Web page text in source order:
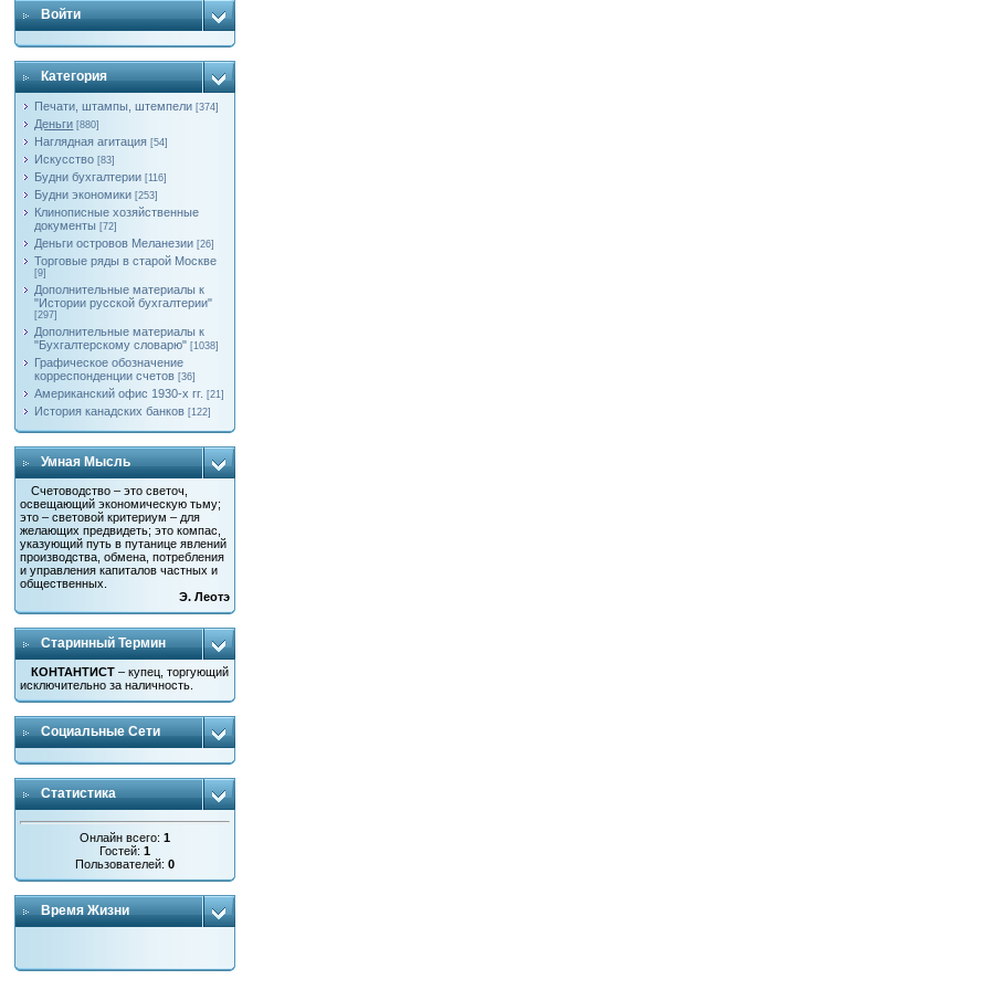
Войти
Категория
Печати, штампы, штемпели [374]
Деньги [880]
Наглядная агитация [54]
Искусство [83]
Будни бухгалтерии [116]
Будни экономики [253]
Клинописные хозяйственные
документы [72]
Деньги островов Меланезии [26]
Торговые ряды в старой Москве
[9]
Дополнительные материалы к
"Истории русской бухгалтерии"
[297]
Дополнительные материалы к
"Бухгалтерскому словарю" [1038]
Графическое обозначение
корреспонденции счетов [36]
Американский офис 1930-х гг. [21]
История канадских банков [122]
Умная Мысль
Счетоводство – это светоч,
освещающий экономическую тьму;
это – световой критериум – для
желающих предвидеть; это компас,
указующий путь в путанице явлений
производства, обмена, потребления
и управления капиталов частных и
общественных.
Э. Леотэ
Старинный Термин
КОНТАНТИСТ – купец, торгующий
исключительно за наличность.
Социальные Сети
Статистика
Онлайн всего:1
Гостей:1
Пользователей:0
Время Жизни